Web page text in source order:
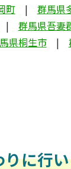
町 群馬県
群馬県吾妻
県桐生市
に行